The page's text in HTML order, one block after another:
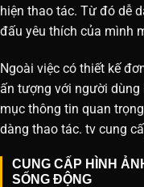
hiện thao tác. Từ đó dễ
đấu yêu thích của mình
Ngoài việc có thiết kế
ấn tượng với người dùng
mục thông tin quan
dàng thao tác. tv cung
CUNG CẤP HÌNH
SỐNG ĐỘNG